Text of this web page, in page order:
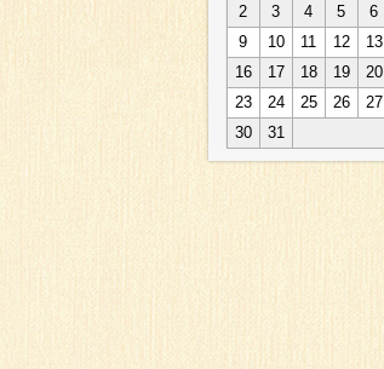
2
3 4 5 6
9
10 11 12 13
16
17 18 19 20
23
24 25 26 27
30
31